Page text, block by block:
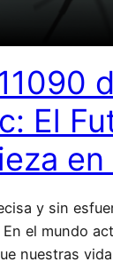
El
y sin
el mundo
nuestras